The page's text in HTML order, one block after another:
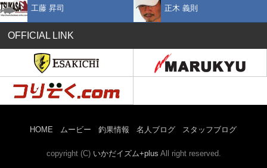
工藤 昇司 正木 義則
OFFICIAL LINK
HOME ムービー 釣果情報 名人ブログ スタッフブログ
copyright (C) いかだイズム+plus All right reserved.